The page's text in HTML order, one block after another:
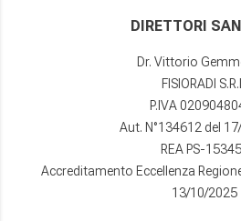
DIRETTORI
Dr. Vittorio
FISIORADI
P.IVA
Aut. N°134612 del
REA PS-
Accreditamento Eccellenza
13/10/2025